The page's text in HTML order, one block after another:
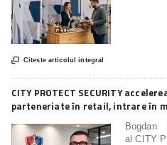
 Citeste articolul integral
CITY PROTECT SECURITY
parteneriate în retail, intrare în
Bogdan
al CITY